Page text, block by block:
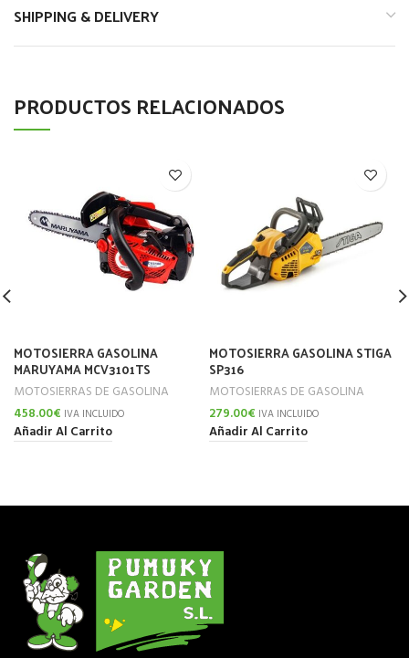
SHIPPING & DELIVERY
PRODUCTOS RELACIONADOS
MOTOSIERRA GASOLINA
MARUYAMA MCV3101TS
MOTOSIERRAS DE GASOLINA
458.00€ IVA INCLUIDO
Añadir Al Carrito
MOTOSIERRA GASOLINA STIGA
SP316
MOTOSIERRAS DE GASOLINA
279.00€ IVA INCLUIDO
Añadir Al Carrito